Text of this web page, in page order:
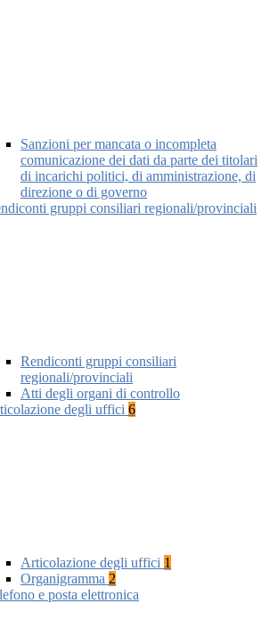
Sanzioni per mancata o incompleta
comunicazione dei dati da parte dei titolari
di incarichi politici, di amministrazione, di
direzione o di governo
gruppi consiliari regionali/provinciali
Rendiconti gruppi consiliari
regionali/provinciali
Atti degli organi di controllo
degli uffici 6
Articolazione degli uffici 1
Organigramma 2
e posta elettronica